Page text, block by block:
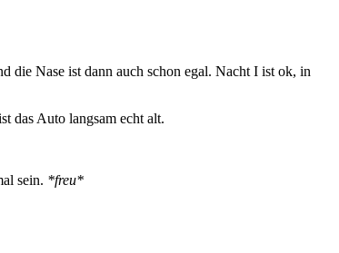
die Nase ist dann auch schon egal. Nacht I ist ok, in
das Auto langsam echt alt.
sein. *freu*